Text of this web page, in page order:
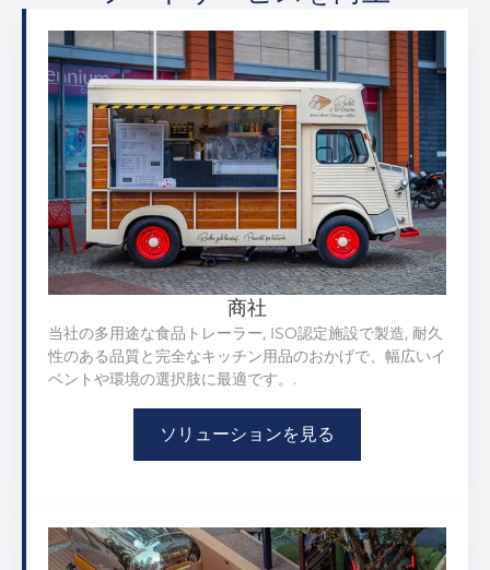
商社
当社の多用途な食品トレーラー, ISO認定施設で製造, 耐久
性のある品質と完全なキッチン用品のおかげで、幅広いイ
ベントや環境の選択肢に最適です。.
ソリューションを見る